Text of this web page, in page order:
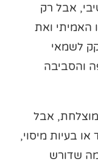
אבל רק
האמיתי ואת
לשמאי
והסביבה
אבל
בעיות מיסוי,
שדורש